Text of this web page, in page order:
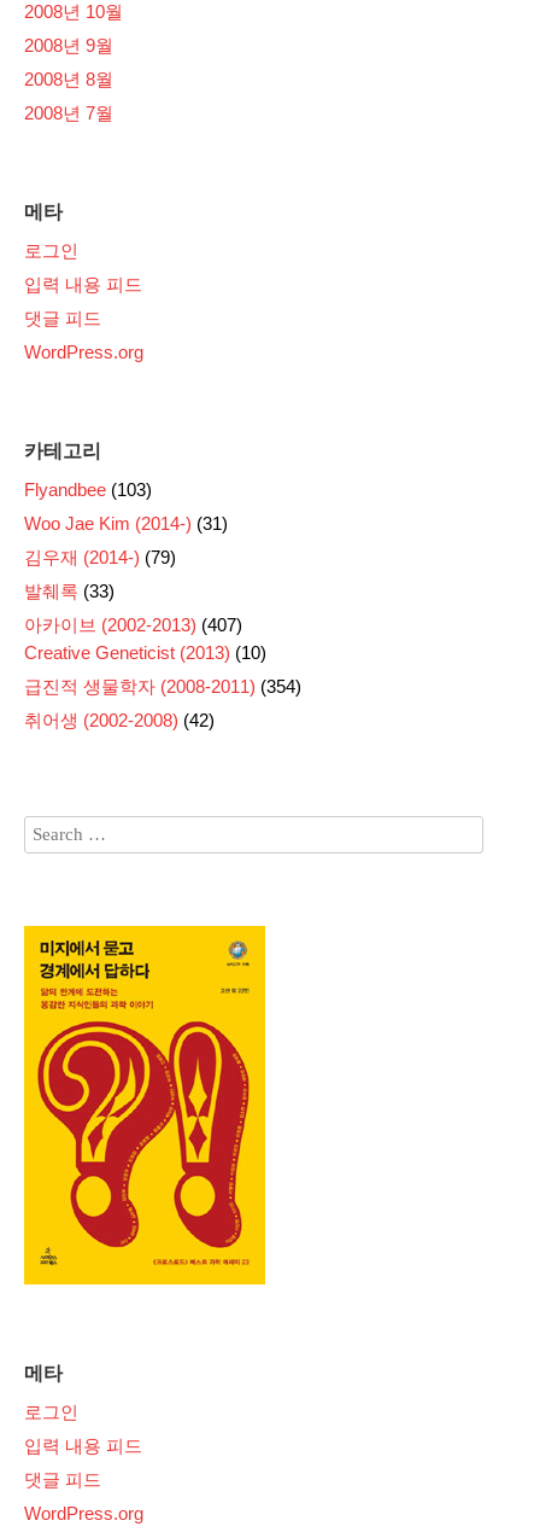
2008년 10월
2008년 9월
2008년 8월
2008년 7월
메타
로그인
입력 내용 피드
댓글 피드
WordPress.org
카테고리
Flyandbee (103)
Woo Jae Kim (2014-) (31)
김우재 (2014-) (79)
발췌록 (33)
아카이브 (2002-2013) (407)
Creative Geneticist (2013) (10)
급진적 생물학자 (2008-2011) (354)
취어생 (2002-2008) (42)
메타
로그인
입력 내용 피드
댓글 피드
WordPress.org